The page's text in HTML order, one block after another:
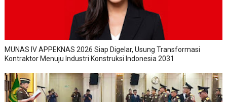
MUNAS IV APPEKNAS 2026 Siap Digelar, Usung Transformasi
Kontraktor Menuju Industri Konstruksi Indonesia 2031